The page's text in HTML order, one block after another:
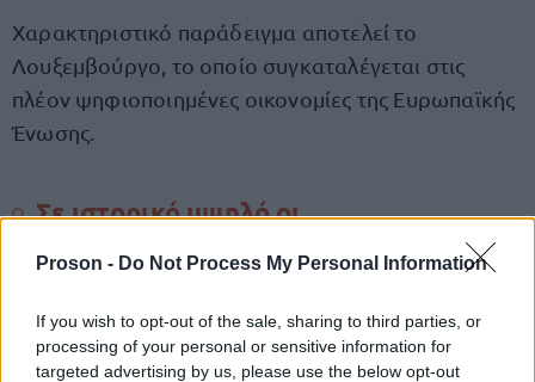
Proson - Do Not Process My Personal Information
If you wish to opt-out of the sale, sharing to third parties, or
processing of your personal or sensitive information for
targeted advertising by us, please use the below opt-out
Χαρακτηριστικό παράδειγμα αποτελεί το
Λουξεμβούργο, το οποίο συγκαταλέγεται στις
πλέον ψηφιοποιημένες οικονομίες της Ευρωπαϊκής
Ένωσης.
Σε ιστορικό υψηλό οι
καταγράφουν ιστορικό ρεκόρ στον αριθμό των
δισεκατομμυριούχων.